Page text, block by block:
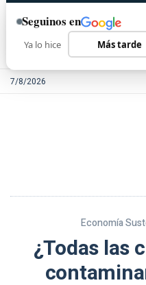
7/8/2026
Economía
¿Todas las
Seguinos en
Ya lo hice Más tarde